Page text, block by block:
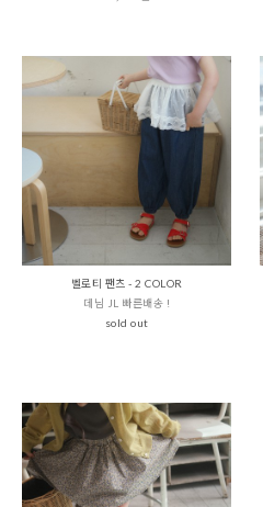
벨로티 팬츠 - 2 COLOR
데님 JL 빠른배송 !
sold out